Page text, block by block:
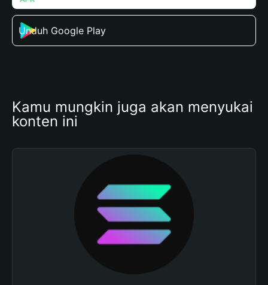
Unduh Google Play
Kamu mungkin juga akan menyukai
konten ini